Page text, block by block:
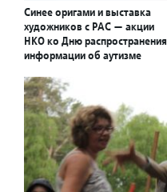
Синее оригами и выставка
художников с РАС — акции
НКО ко Дню распространения
информации об аутизме